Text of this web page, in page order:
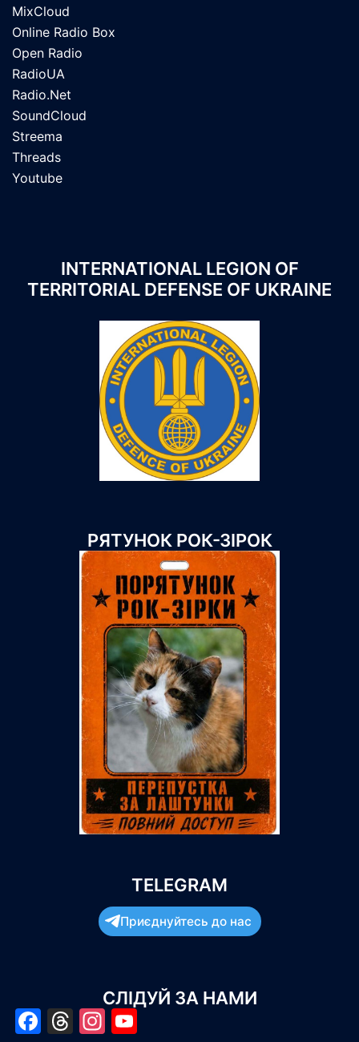
MixCloud
Online Radio Box
Open Radio
RadioUA
Radio.Net
SoundCloud
Streema
Threads
Youtube
INTERNATIONAL LEGION OF
TERRITORIAL DEFENSE OF UKRAINE
РЯТУНОК РОК-ЗІРОК
TELEGRAM
Приєднуйтесь до нас
СЛІДУЙ ЗА НАМИ
Facebook
Threads
Instagram